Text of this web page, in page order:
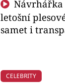
letošní
samet i
CELEBRITY